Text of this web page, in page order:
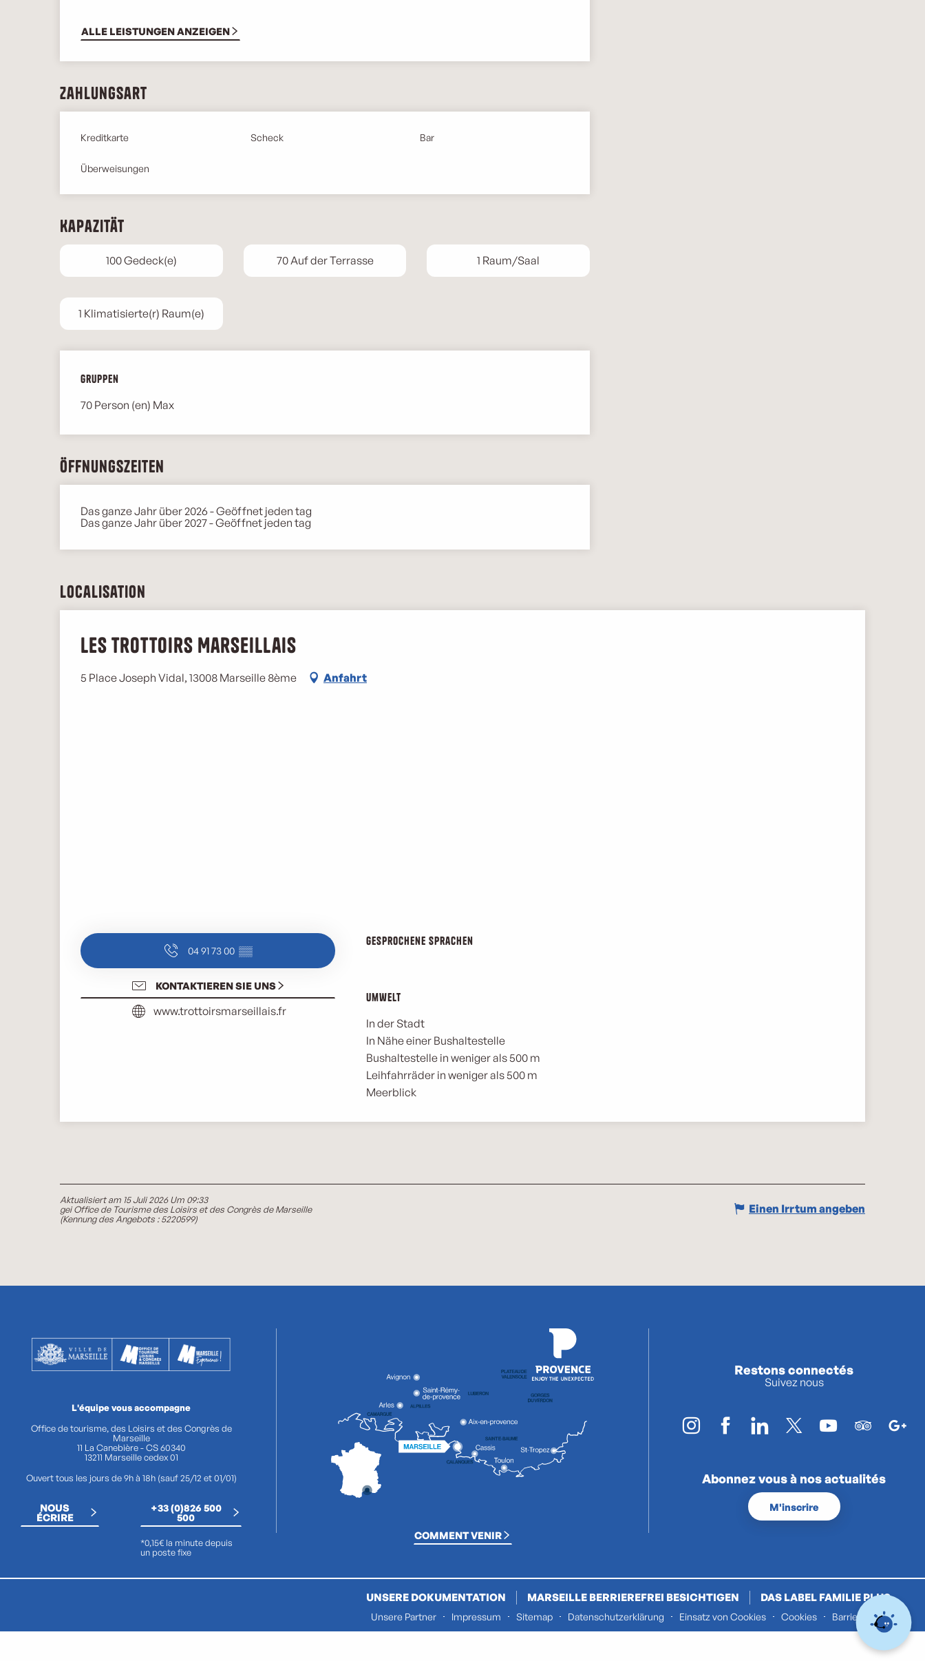
ALLE LEISTUNGEN ANZEIGEN
Zahlungsart
Kreditkarte Scheck Bar
Überweisungen
Kapazität
100 Gedeck(e) 70 Auf der Terrasse 1 Raum/Saal
1 Klimatisierte(r) Raum(e)
Gruppen
Gruppen
70 Person (en) Max
Öffnungszeiten
Das ganze Jahr über 2026 - Geöffnet jeden tag
Das ganze Jahr über 2027 - Geöffnet jeden tag
Localisation
Les Trottoirs Marseillais
5 Place Joseph Vidal, 13008 Marseille 8ème Anfahrt
04 91 73 00 ▒▒
KONTAKTIEREN SIE UNS
www.trottoirsmarseillais.fr
Gesprochene Sprachen
Gesprochene Sprachen
Umwelt
Umwelt
In der Stadt
In Nähe einer Bushaltestelle
Bushaltestelle in weniger als 500 m
Leihfahrräder in weniger als 500 m
Meerblick
Aktualisiert am 15 Juli 2026 Um 09:33
gei Office de Tourisme des Loisirs et des Congrès de Marseille
(Kennung des Angebots :5220599)
Einen Irrtum angeben
L'équipe vous accompagne
Office de tourisme, des Loisirs et des Congrès de
Marseille
11 La Canebière - CS 60340
13211 Marseille cedex 01
Ouvert tous les jours de 9h à 18h (sauf 25/12 et 01/01)
NOUS
ÉCRIRE
+33 (0)826 500
500
*0,15€ la minute depuis
un poste fixe
COMMENT VENIR
Restons connectés
Suivez nous
Abonnez vous à nos actualités
M'inscrire
UNSERE DOKUMENTATION MARSEILLE BERRIEREFREI BESICHTIGEN DAS LABEL FAMILIE PLUS
Unsere Partner Impressum Sitemap Datenschutzerklärung Einsatz von Cookies Cookies Barrierefreiheit